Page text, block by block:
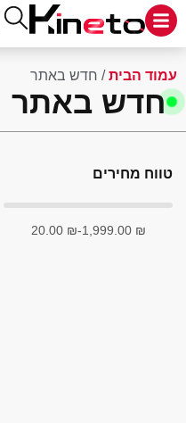
הבית/ חדש באתר
באתר
מחירים
20.00₪-1,999.00